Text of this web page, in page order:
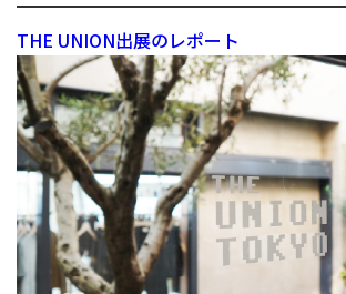
THE UNION出展のレポート